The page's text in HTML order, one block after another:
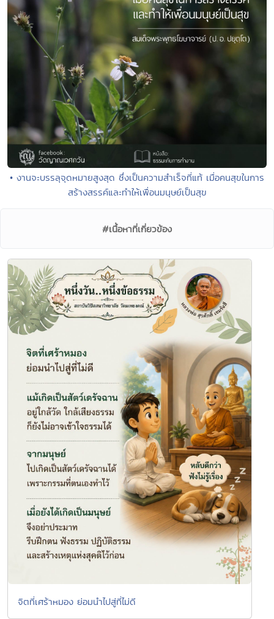
• งานจะบรรลุจุดหมายสูงสุด ซึ่งเป็นความสำเร็จที่แท้ เมื่อคนสุขในการ
สร้างสรรค์และทำให้เพื่อนมนุษย์เป็นสุข
#เนื้อหาที่เกี่ยวข้อง
จิตที่เศร้าหมอง ย่อมนำไปสู่ที่ไม่ดี